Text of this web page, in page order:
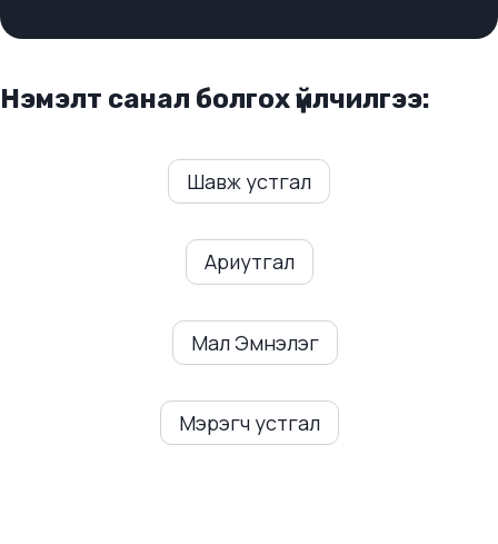
Нэмэлт санал болгох үйлчилгээ:
Шавж устгал
Ариутгал
Мал Эмнэлэг
Мэрэгч устгал